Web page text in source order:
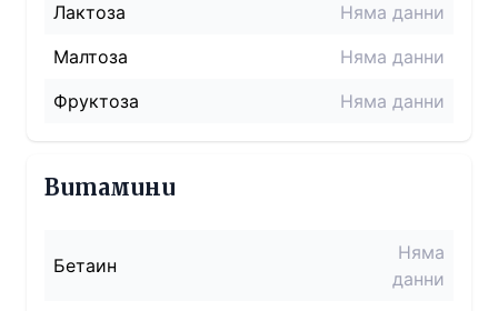
Лактоза
Няма данни
Малтоза
Няма данни
Фруктоза
Няма данни
Витамини
Бетаин
Няма
данни